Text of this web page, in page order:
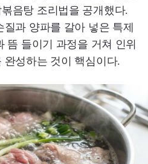
음탕 조리법을 공개했다.
과 양파를 갈아 넣은 특제
뜸 들이기 과정을 거쳐 인위
완성하는 것이 핵심이다.